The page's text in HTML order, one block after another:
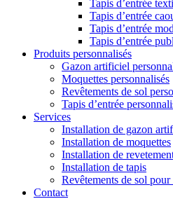
Tapis d’entrée
Tapis d’entrée
Tapis d’entrée
Tapis d’entrée
Produits personnalisés
Gazon artificiel
Moquettes personnalisés
Revêtements de sol
Tapis d’entrée
Services
Installation de gazon
Installation de moquettes
Installation de
Installation de tapis
Revêtements de sol
Contact